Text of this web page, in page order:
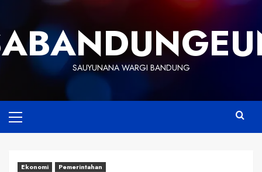
content
SAUYUNANA WARGI BANDUNG
Menu
Ekonomi Pemerintahan